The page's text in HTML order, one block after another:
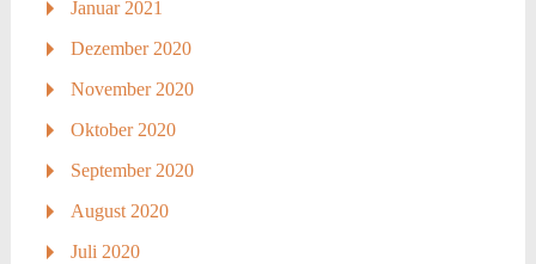
Januar 2021
Dezember 2020
November 2020
Oktober 2020
September 2020
August 2020
Juli 2020